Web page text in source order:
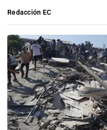
Redacción EC